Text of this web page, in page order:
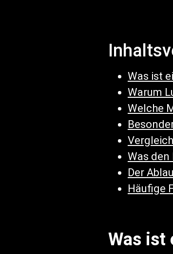
Was ist
Warum
Welche
Was
Der
Häufige
Was ist